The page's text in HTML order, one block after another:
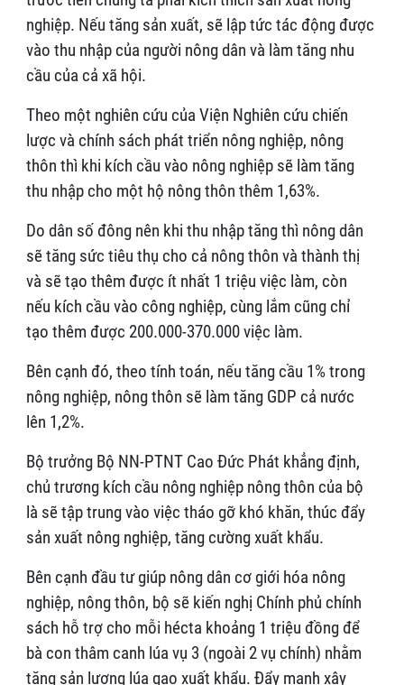
nghiệp. Nếu tăng sản xuất, sẽ lập tức tác động được
vào thu nhập của người nông dân và làm tăng nhu
cầu của cả xã hội.
Theo một nghiên cứu của Viện Nghiên cứu chiến
lược và chính sách phát triển nông nghiệp, nông
thôn thì khi kích cầu vào nông nghiệp sẽ làm tăng
thu nhập cho một hộ nông thôn thêm 1,63%.
Do dân số đông nên khi thu nhập tăng thì nông dân
sẽ tăng sức tiêu thụ cho cả nông thôn và thành thị
và sẽ tạo thêm được ít nhất 1 triệu việc làm, còn
nếu kích cầu vào công nghiệp, cùng lắm cũng chỉ
tạo thêm được 200.000-370.000 việc làm.
Bên cạnh đó, theo tính toán, nếu tăng cầu 1% trong
nông nghiệp, nông thôn sẽ làm tăng GDP cả nước
lên 1,2%.
Bộ trưởng Bộ NN-PTNT Cao Đức Phát khẳng định,
chủ trương kích cầu nông nghiệp nông thôn của bộ
là sẽ tập trung vào việc tháo gỡ khó khăn, thúc đẩy
sản xuất nông nghiệp, tăng cường xuất khẩu.
Bên cạnh đầu tư giúp nông dân cơ giới hóa nông
nghiệp, nông thôn, bộ sẽ kiến nghị Chính phủ chính
sách hỗ trợ cho mỗi hécta khoảng 1 triệu đồng để
bà con thâm canh lúa vụ 3 (ngoài 2 vụ chính) nhằm
tăng sản lượng lúa gạo xuất khẩu. Đẩy mạnh xây